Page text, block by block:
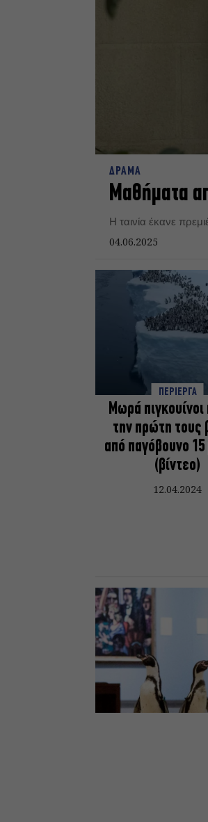
ΔΡΑΜΑ
Μαθήματα
H ταινία έκανε
04.06.2025
ΠΕΡΙΕΡΓΑ
Μωρά πιγκουίνοι
την πρώτη τους
από παγόβουνο
(βίντεο)
12.04.2024